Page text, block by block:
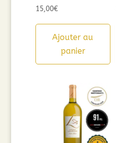
15,00€
Ajouter au
panier